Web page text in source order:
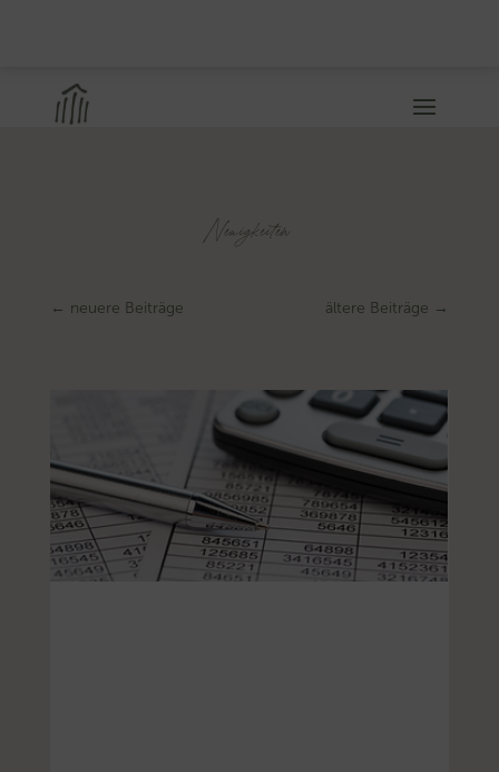
Neuigkeiten
← neuere Beiträge ältere Beiträge →